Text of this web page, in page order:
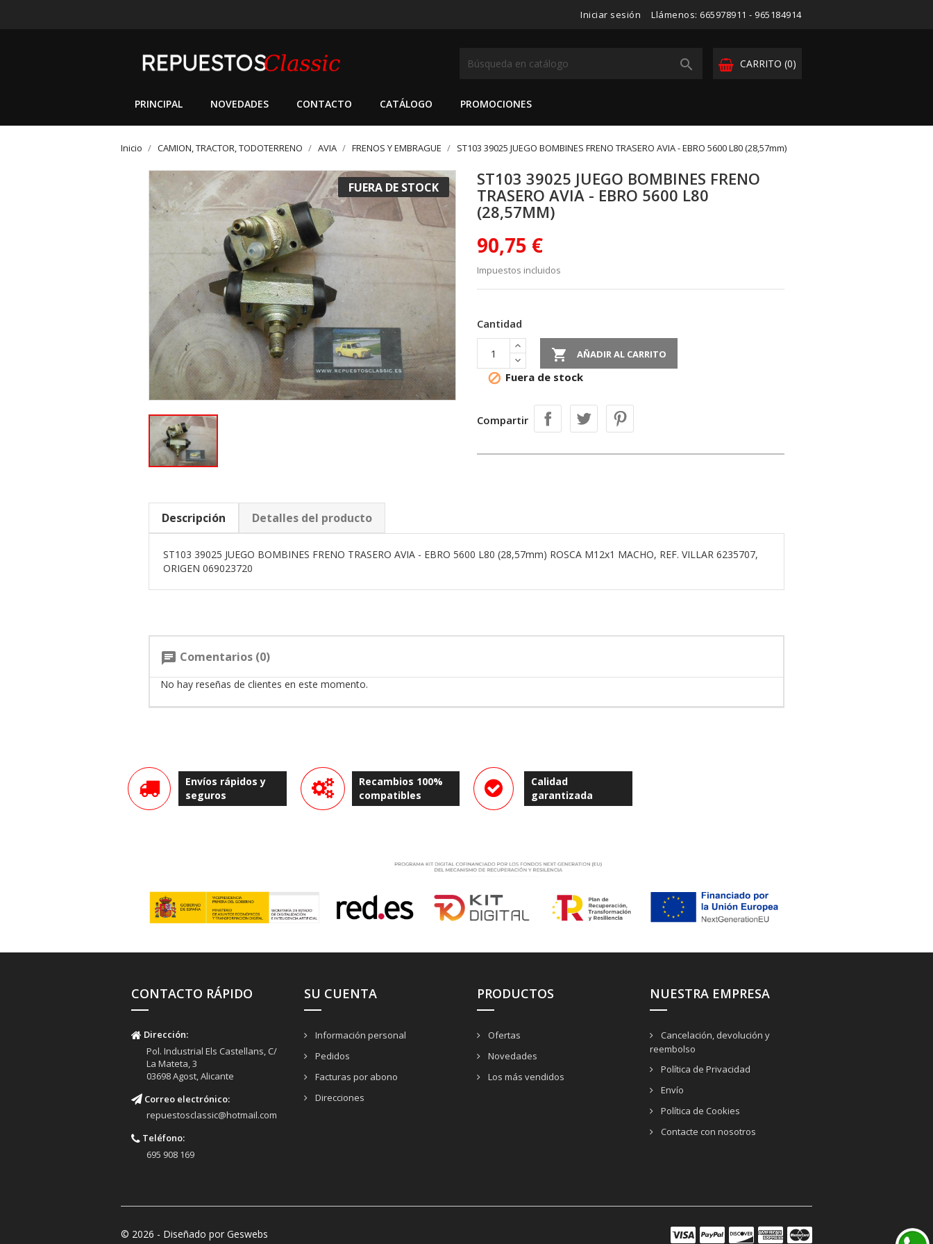
Iniciar sesión Llámenos: 665978911 - 965184914
CARRITO (0)

PRINCIPAL NOVEDADES CONTACTO CATÁLOGO PROMOCIONES
Inicio CAMION, TRACTOR, TODOTERRENO AVIA FRENOS Y EMBRAGUE ST103 39025 JUEGO BOMBINES FRENO TRASERO AVIA - EBRO 5600 L80 (28,57mm)
FUERA DE STOCK
ST103 39025 JUEGO BOMBINES FRENO
TRASERO AVIA - EBRO 5600 L80
(28,57MM)
90,75 €
Impuestos incluidos
Cantidad
 AÑADIR AL CARRITO
 Fuera de stock
Compartir
Descripción Detalles del producto
ST103 39025 JUEGO BOMBINES FRENO TRASERO AVIA - EBRO 5600 L80 (28,57mm) ROSCA M12x1 MACHO, REF. VILLAR 6235707,
ORIGEN 069023720
chat Comentarios (0)
No hay reseñas de clientes en este momento.
Envíos rápidos y
seguros
Recambios 100%
compatibles
Calidad
garantizada
CONTACTO RÁPIDO
Dirección:
Pol. Industrial Els Castellans, C/
La Mateta, 3
03698 Agost, Alicante
Correo electrónico:
repuestosclassic@hotmail.com
Teléfono:
695 908 169
SU CUENTA
Información personal
Pedidos
Facturas por abono
Direcciones
PRODUCTOS
Ofertas
Novedades
Los más vendidos
NUESTRA EMPRESA
Cancelación, devolución y
reembolso
Política de Privacidad
Envío
Política de Cookies
Contacte con nosotros
© 2026 - Diseñado por Geswebs